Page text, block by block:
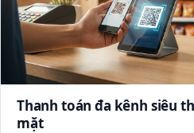
Thanh toán đa kênh siêu
mặt